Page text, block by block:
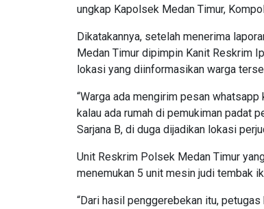
ungkap Kapolsek Medan Timur,
Dikatakannya, setelah menerima
Medan Timur dipimpin Kanit Reskrim
lokasi yang diinformasikan warga
“Warga ada mengirim pesan
kalau ada rumah di pemukiman padat
Sarjana B, di duga dijadikan lokasi
Unit Reskrim Polsek Medan Timur
menemukan 5 unit mesin judi tembak
“Dari hasil penggerebekan itu,